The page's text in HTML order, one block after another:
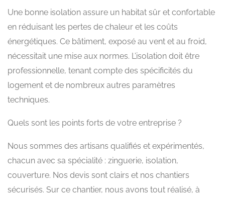
Une bonne isolation assure un habitat sûr et confortable
en réduisant les pertes de chaleur et les coûts
énergétiques. Ce bâtiment, exposé au vent et au froid,
nécessitait une mise aux normes. L’isolation doit être
professionnelle, tenant compte des spécificités du
logement et de nombreux autres paramètres
techniques.
Quels sont les points forts de votre entreprise ?
Nous sommes des artisans qualifiés et expérimentés,
chacun avec sa spécialité : zinguerie, isolation,
couverture. Nos devis sont clairs et nos chantiers
sécurisés. Sur ce chantier, nous avons tout réalisé, à